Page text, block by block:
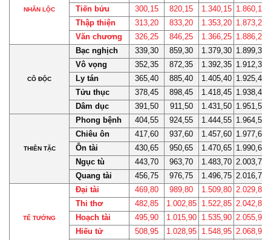
NHÂN LỘC
Tiến bửu
Thập thiện
Văn chương
CÔ ĐỘC
Bạc nghịch
Vô vọng
Ly tán
Tửu thục
Dâm dục
THIÊN TẶC
Phong bệnh
Chiêu ôn
Ôn tài
Ngục tù
Quang tài
TỂ TƯỚNG
Đại tài
Thi thơ
Hoạch tài
Hiếu tử
300,15
820,15 1.340,15 1.860,15
313,20
833,20 1.353,20 1.873,20
326,25
846,25 1.366,25 1.886,25
339,30
859,30 1.379,30 1.899,30
352,35
872,35 1.392,35 1.912,35
365,40
885,40 1.405,40 1.925,40
378,45
898,45 1.418,45 1.938,45
391,50
911,50 1.431,50 1.951,50
404,55
924,55 1.444,55 1.964,55
417,60
937,60 1.457,60 1.977,60
430,65
950,65 1.470,65 1.990,65
443,70
963,70 1.483,70 2.003,70
456,75
976,75 1.496,75 2.016,75
469,80
989,80 1.509,80 2.029,80
482,85
1.002,85 1.522,85 2.042,85
495,90
1.015,90 1.535,90 2.055,90
508,95
1.028,95 1.548,95 2.068,95